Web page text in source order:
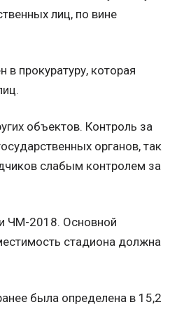
лиц, по вине
прокуратуру, которая
объектов. Контроль за
органов, так
слабым контролем за
ЧМ-2018. Основной
стадиона должна
была определена в 15,2